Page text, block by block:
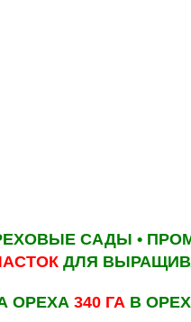
САДЫ •
ДЛЯ
ОРЕХА 340 ГАВ